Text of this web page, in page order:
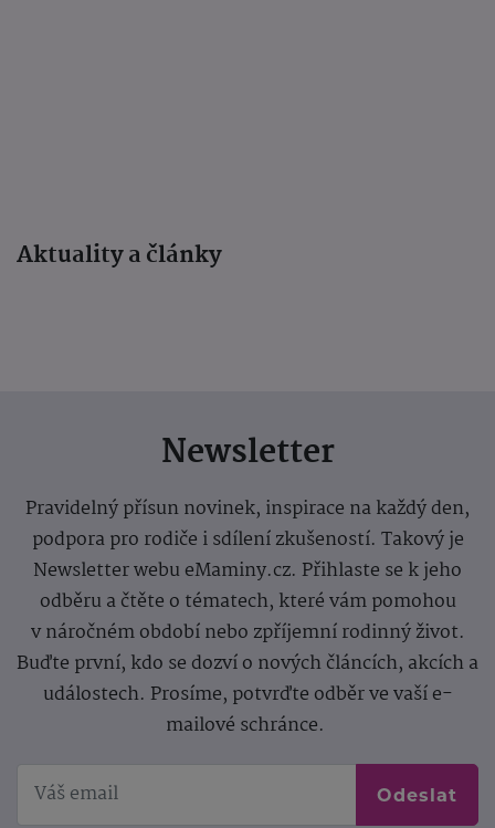
Aktuality a články
Newsletter
Pravidelný přísun novinek, inspirace na každý den,
podpora pro rodiče i sdílení zkušeností. Takový je
Newsletter webu eMaminy.cz. Přihlaste se k jeho
odběru a čtěte o tématech, které vám pomohou
v náročném období nebo zpříjemní rodinný život.
Buďte první, kdo se dozví o nových článcích, akcích a
událostech. Prosíme, potvrďte odběr ve vaší e-
mailové schránce.
Odeslat